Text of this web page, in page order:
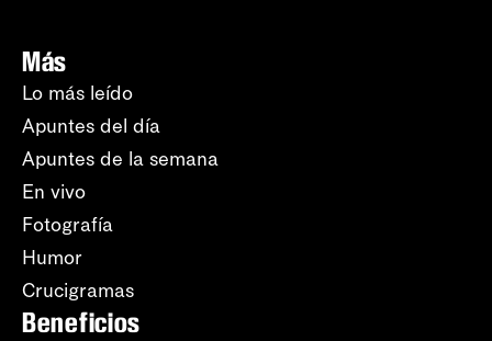
Más
Lo más leído
Apuntes del día
Apuntes de la semana
En vivo
Fotografía
Humor
Crucigramas
Beneficios